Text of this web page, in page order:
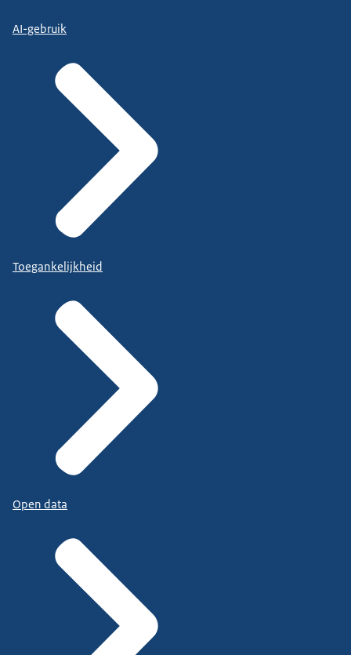
AI-gebruik
Toegankelijkheid
Open data